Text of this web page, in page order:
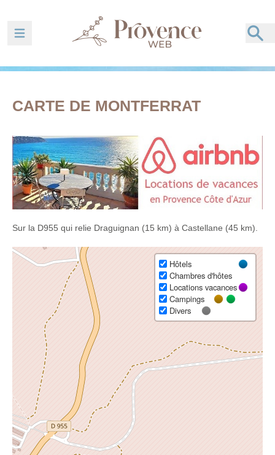
Ouvrir la barre de navigation
CARTE DE MONTFERRAT
Sur la D955 qui relie Draguignan (15 km) à Castellane (45 km).
Hôtels
Chambres d'hôtes
Locations vacances
Campings
Divers